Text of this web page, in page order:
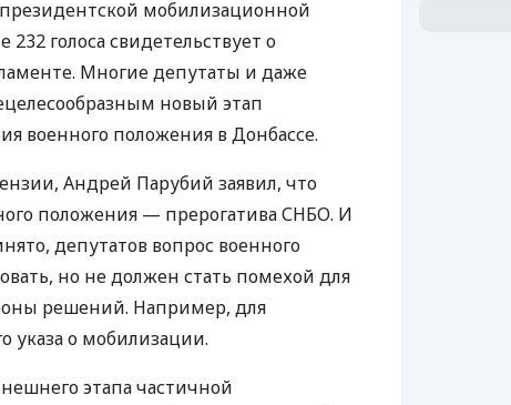
мобилизационной
голоса свидетельствует о
Многие депутаты и даже
новый этап
военного положения в Донбассе.
Андрей Парубий заявил, что
положения — прерогативаСНБО. И
депутатов вопрос военного
но не должен стать помехой для
решений. Например, для
указа о мобилизации.
этапа частичной